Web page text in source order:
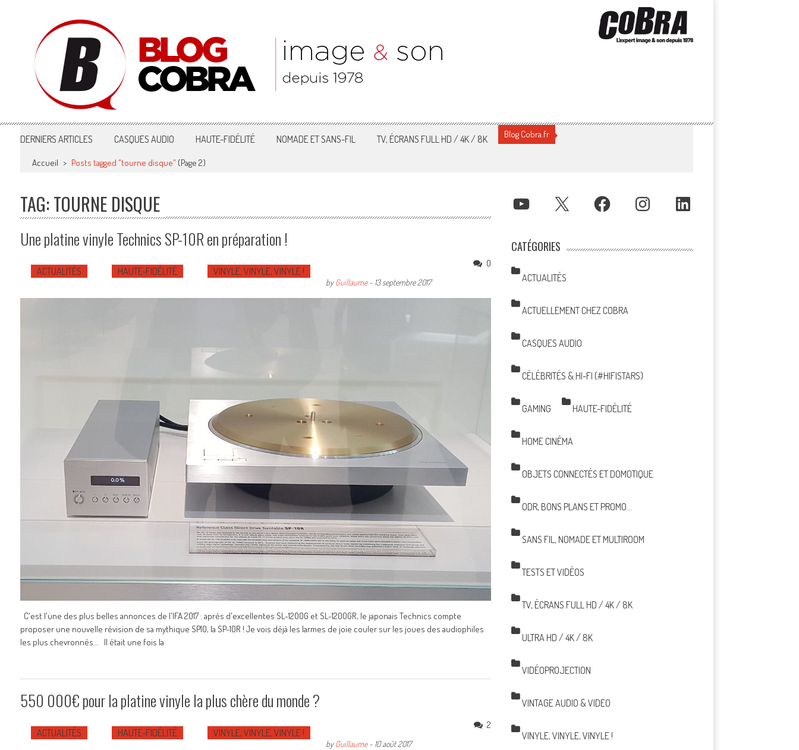
Blog Cobra
Toute l'actu Image & Son !
DERNIERS ARTICLES CASQUES AUDIO HAUTE-FIDÉLITÉ NOMADE ET SANS-FIL TV, ÉCRANS FULL HD / 4K / 8K Blog Cobra.fr
Accueil > Posts tagged "tourne disque" (Page 2)
TAG: TOURNE DISQUE
Une platine vinyle Technics SP-10R en préparation !
ACTUALITÉS HAUTE-FIDÉLITÉ VINYLE, VINYLE, VINYLE !
byGuillaume- 13 septembre 2017
0
C'est l'une des plus belles annonces de l'IFA 2017 : après d'excellentes SL-1200G et SL-1200GR, le japonais Technics compte
proposer une nouvelle révision de sa mythique SP10, la SP-10R ! Je vois déjà les larmes de joie couler sur les joues des audiophiles
les plus chevronnés... Il était une fois la
550 000€ pour la platine vinyle la plus chère du monde ?
ACTUALITÉS HAUTE-FIDÉLITÉ VINYLE, VINYLE, VINYLE !
byGuillaume- 10 août 2017
2
YOUTUBE X FACEBOOK INSTAGRAM LINKEDIN
CATÉGORIES
ACTUALITÉS
ACTUELLEMENT CHEZ COBRA
CASQUES AUDIO
CÉLÉBRITÉS & HI-FI (#HIFISTARS)
GAMING HAUTE-FIDÉLITÉ
HOME CINÉMA
OBJETS CONNECTÉS ET DOMOTIQUE
ODR, BONS PLANS ET PROMO…
SANS FIL, NOMADE ET MULTIROOM
TESTS ET VIDÉOS
TV, ÉCRANS FULL HD / 4K / 8K
ULTRA HD / 4K / 8K
VIDÉOPROJECTION
VINTAGE AUDIO & VIDEO
VINYLE, VINYLE, VINYLE !